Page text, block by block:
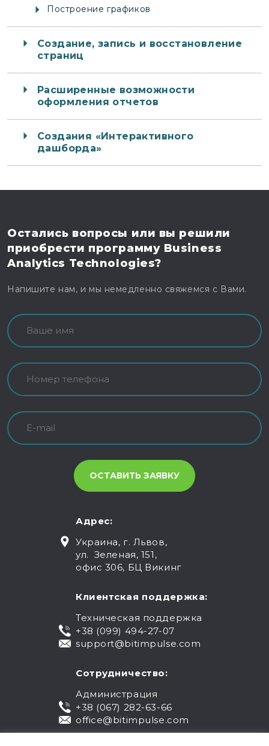
Построение графиков
Создание, запись и восстановление
страниц
Расширенные возможности
оформления отчетов
Создания «Интерактивного
дашборда»
Остались вопросы или вы решили
приобрести программу Business
Analytics Technologies?
Напишите нам, и мы немедленно свяжемся с Вами.
Адрес:
Украина, г. Львов,
ул. Зеленая, 151,
офис 306, БЦ Викинг
Клиентская поддержка:
Техническая поддержка
+38 (099) 494-27-07
support@bitimpulse.com
Сотрудничество:
Администрация
+38 (067) 282-63-66
office@bitimpulse.com